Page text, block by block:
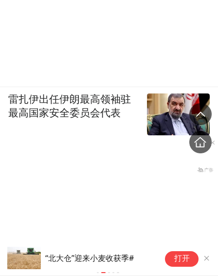
“北大仓”迎来小麦收获季# 打开
雷扎伊出任伊朗最高领袖驻
最高国家安全委员会代表
收到紧急命令，加拿大2万人